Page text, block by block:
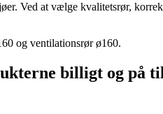
Ved at vælge kvalitetsrør,
og ventilationsrør ø160.
billigt og på